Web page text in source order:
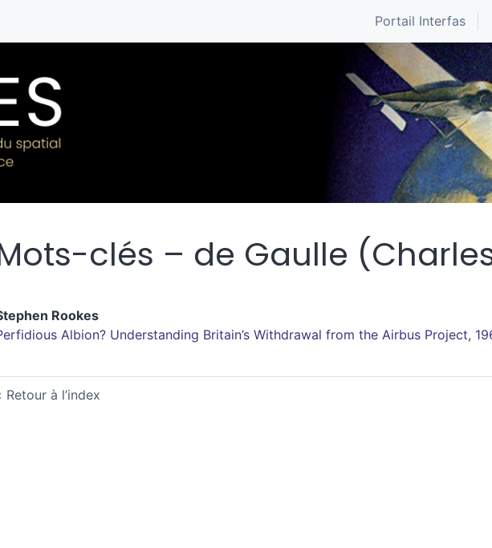
Portail Interfas
clés – de Gaulle
Rookes
Albion? Understanding Britain’s Withdrawal from the Airbus Project,
Retour à l’index